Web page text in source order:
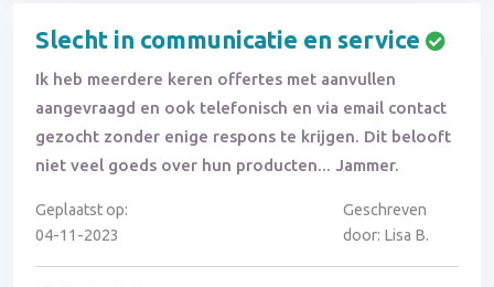
Slecht in communicatie en service
Ik heb meerdere keren offertes met aanvullen
aangevraagd en ook telefonisch en via email contact
gezocht zonder enige respons te krijgen. Dit belooft
niet veel goeds over hun producten... Jammer.
Geplaatst op:
04-11-2023
Geschreven
door: Lisa B.